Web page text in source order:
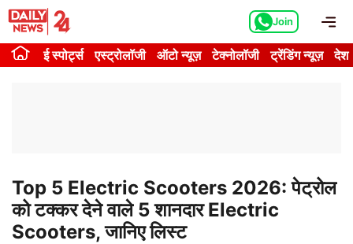
Skip
content
Join
ई स्पोर्ट्स एस्ट्रोलॉजी ऑटो न्यूज़ टेक्नोलॉजी ट्रेंडिंग न्यूज़ देश
Top 5 Electric Scooters 2026: पेट्रोल
को टक्कर देने वाले 5 शानदार Electric
Scooters, जानिए लिस्ट